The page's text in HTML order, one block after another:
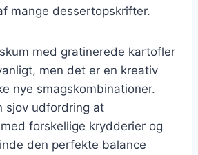
mange dessertopskrifter.
med gratinerede kartofler
men det er en kreativ
nye smagskombinationer.
sjov udfordring at
forskellige krydderier og
den perfekte balance